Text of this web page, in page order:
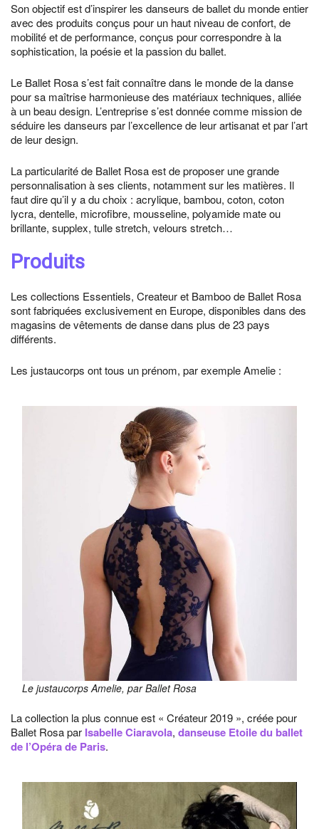
Son objectif est d’inspirer les danseurs de ballet du monde entier
avec des produits conçus pour un haut niveau de confort, de
mobilité et de performance, conçus pour correspondre à la
sophistication, la poésie et la passion du ballet.
Le Ballet Rosa s’est fait connaître dans le monde de la danse
pour sa maîtrise harmonieuse des matériaux techniques, alliée
à un beau design. L’entreprise s’est donnée comme mission de
séduire les danseurs par l’excellence de leur artisanat et par l’art
de leur design.
La particularité de Ballet Rosa est de proposer une grande
personnalisation à ses clients, notamment sur les matières. Il
faut dire qu’il y a du choix : acrylique, bambou, coton, coton
lycra, dentelle, microfibre, mousseline, polyamide mate ou
brillante, supplex, tulle stretch, velours stretch…
Produits
Les collections Essentiels, Createur et Bamboo de Ballet Rosa
sont fabriquées exclusivement en Europe, disponibles dans des
magasins de vêtements de danse dans plus de 23 pays
différents.
Les justaucorps ont tous un prénom, par exemple Amelie :
Le justaucorps Amelie, par Ballet Rosa
La collection la plus connue est « Créateur 2019 », créée pour
Ballet Rosa par Isabelle Ciaravola, danseuse Etoile du ballet
de l’Opéra de Paris.